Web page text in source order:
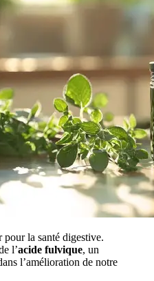
pour la santé digestive.
l’acide fulvique, un
l’amélioration de notre